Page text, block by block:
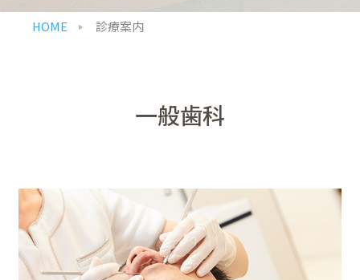
HOME 診療案内
一般歯科